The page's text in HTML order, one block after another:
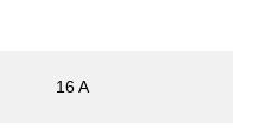
16 A